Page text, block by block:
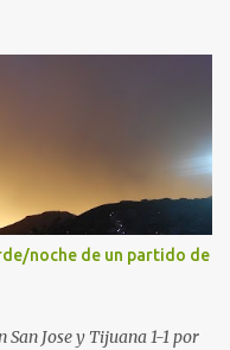
noche de un partido de
Jose y Tijuana 1-1 por